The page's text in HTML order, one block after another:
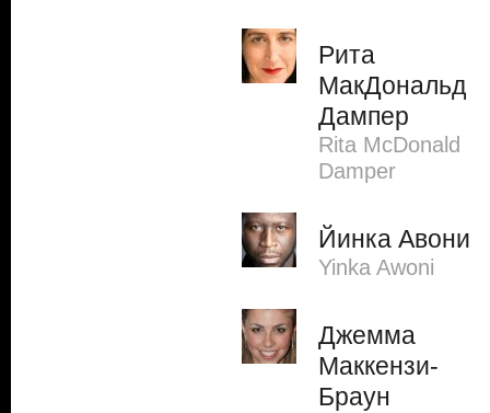
Рита
МакДональд
Дампер
Rita McDonald
Damper
Йинка Авони
Yinka Awoni
Джемма
Маккензи-
Браун